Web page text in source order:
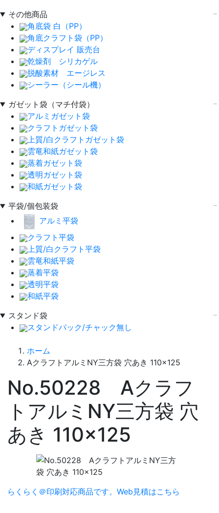
その他商品
角底袋 白（PP）
角底クラフト袋（PP）
ディスプレイ 販売台
乾燥剤 シリカゲル
脱酸素材 エージレス
シーラー（シール機）
ガゼット袋（マチ付袋）
アルミガゼット袋
クラフトガゼット袋
上質/白クラフトガゼット袋
雲竜和紙ガゼット袋
蒸着ガゼット袋
透明ガゼット袋
和紙ガゼット袋
平袋/個包装袋
アルミ平袋
クラフト平袋
上質/白クラフト平袋
雲竜和紙平袋
蒸着平袋
透明平袋
和紙平袋
スタンド袋
スタンドパック/チャック無し
ホーム
AクラフトアルミNY三方袋 穴あき 110×125
No.50228 Aクラフ
トアルミNY三方袋 穴
あき 110×125
らくらく＠印刷対応商品です。 Web見積はこちら